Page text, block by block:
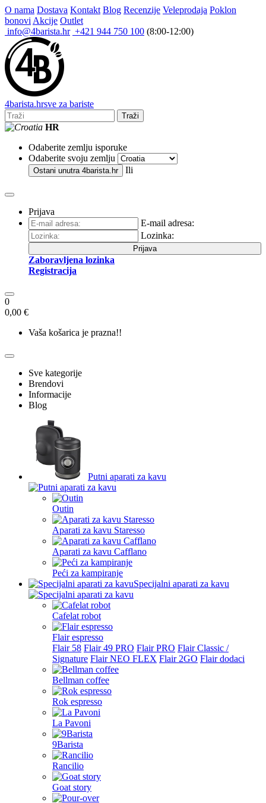
O nama Dostava Kontakt Blog Recenzije Veleprodaja Poklon
bonovi Akcije Outlet
info@4barista.hr +421 944 750 100 (8:00-12:00)
4barista.hrsve za bariste
Traži
HR
Odaberite zemlju isporuke
Odaberite svoju zemlju
Ostani unutra 4barista.hr Ili
Prijava
E-mail adresa:
Lozinka:
Prijava
Zaboravljena lozinka
Registracija
0
0,00 €
Vaša košarica je prazna!!
Sve kategorije
Brendovi
Informacije
Blog
Putni aparati za kavu
Outin
Aparati za kavu Staresso
Aparati za kavu Cafflano
Peći za kampiranje
Specijalni aparati za kavu
Cafelat robot
Flair espresso
Flair 58 Flair 49 PRO Flair PRO Flair Classic /
Signature Flair NEO FLEX Flair 2GO Flair dodaci
Bellman coffee
Rok espresso
La Pavoni
9Barista
Rancilio
Goat story